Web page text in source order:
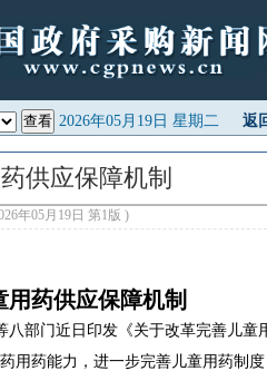
2026年05月19日 星期二 返
供应保障机制
年05月19日 第1版 )
用药供应保障机制
部门近日印发《关于改革完善儿童
用药能力，进一步完善儿童用药制度